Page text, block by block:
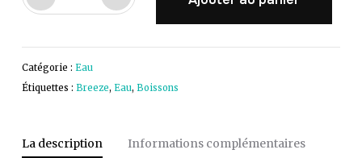
de
de
Breeze,
agua
x3
Catégorie : Eau
Étiquettes : Breeze, Eau, Boissons
La description Informations complémentaires